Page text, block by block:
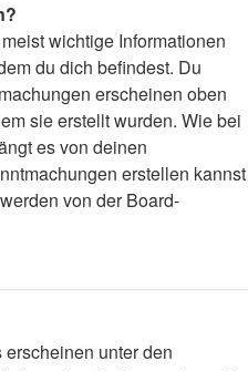
wichtige Informationen
du dich befindest. Du
erscheinen oben
sie erstellt wurden. Wie bei
es von deinen
erstellen kannst
von der Board-
unter den